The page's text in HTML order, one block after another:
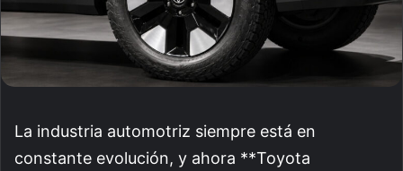
La industria automotriz siempre está en
constante evolución, y ahora **Toyota